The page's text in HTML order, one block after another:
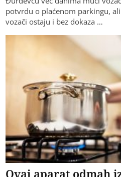
potvrdu o plaćenom parkingu,
vozači ostaju i bez dokaza …
Ovaj aparat odmah